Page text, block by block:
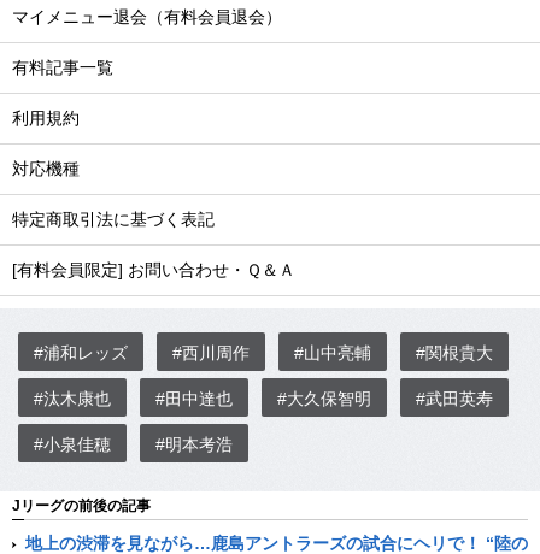
マイメニュー退会（有料会員退会）
有料記事一覧
利用規約
対応機種
特定商取引法に基づく表記
[有料会員限定] お問い合わせ・Ｑ＆Ａ
#浦和レッズ #西川周作 #山中亮輔 #関根貴大
#汰木康也 #田中達也 #大久保智明 #武田英寿
#小泉佳穂 #明本考浩
Jリーグの前後の記事
地上の渋滞を見ながら…鹿島アントラーズの試合にヘリで！ “陸の